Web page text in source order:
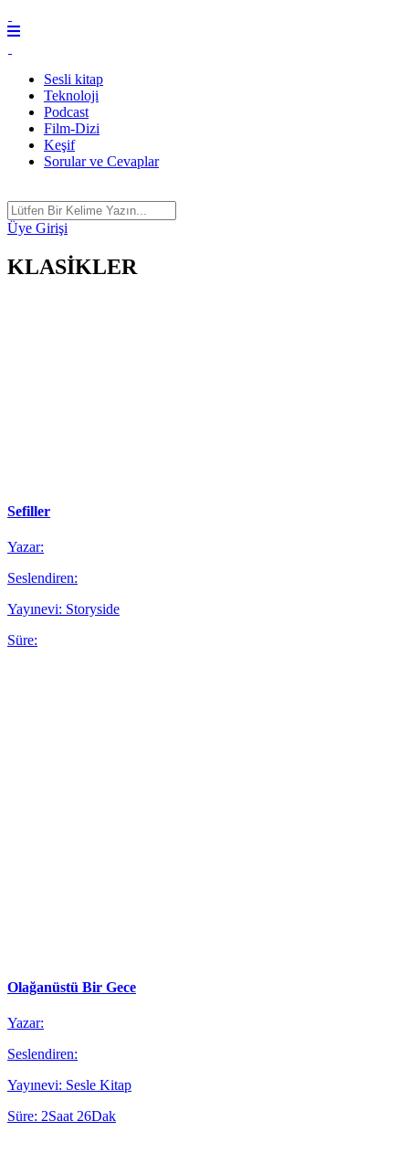
Sesli kitap
Teknoloji
Podcast
Film-Dizi
Keşif
Sorular ve Cevaplar
Üye Girişi
KLASİKLER
Sefiller
Yazar:
Seslendiren:
Yayınevi: Storyside
Süre:
Olağanüstü Bir Gece
Yazar:
Seslendiren:
Yayınevi: Sesle Kitap
Süre: 2Saat 26Dak